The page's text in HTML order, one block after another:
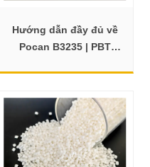
Hướng dẫn đầy đủ về
Pocan B3235 | PBT